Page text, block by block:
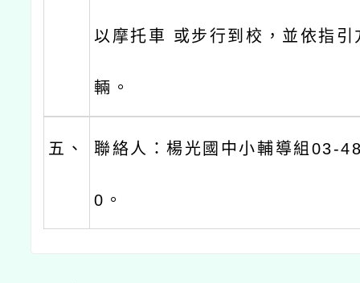
以摩托車 或步行到校，並依指引
輛。
五、 聯絡人：楊光國中小輔導組03-
0。